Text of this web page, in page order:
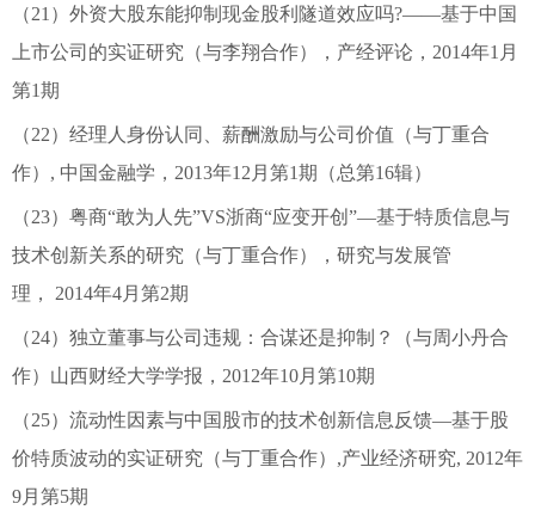
（21）外资大股东能抑制现金股利隧道效应吗?——基于中国
上市公司的实证研究（与李翔合作），产经评论，2014年1月
第1期
（22）经理人身份认同、薪酬激励与公司价值（与丁重合
作）, 中国金融学，2013年12月第1期（总第16辑）
（23）粤商“敢为人先”VS浙商“应变开创”—基于特质信息与
技术创新关系的研究（与丁重合作），研究与发展管
理， 2014年4月第2期
（24）独立董事与公司违规：合谋还是抑制？（与周小丹合
作）山西财经大学学报，2012年10月第10期
（25）流动性因素与中国股市的技术创新信息反馈—基于股
价特质波动的实证研究（与丁重合作）,产业经济研究, 2012年
9月第5期